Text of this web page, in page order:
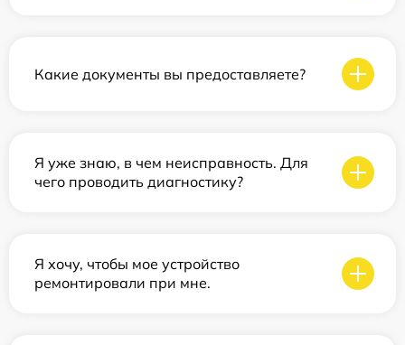
Какие документы вы предоставляете?
Я уже знаю, в чем неисправность. Для
чего проводить диагностику?
Я хочу, чтобы мое устройство
ремонтировали при мне.